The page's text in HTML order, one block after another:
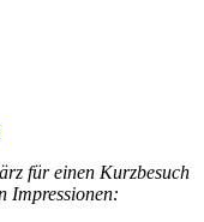
für einen Kurzbesuch
Impressionen: